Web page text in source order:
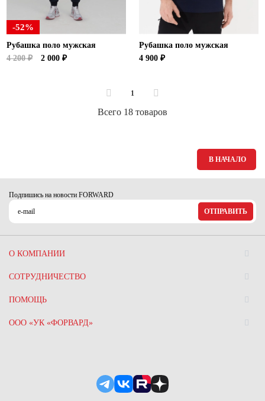
-52%
Рубашка поло мужская
4 200 ₽
2 000 ₽
Рубашка поло мужская
4 900 ₽
1
Всего 18 товаров
В НАЧАЛО
Подпишись на новости FORWARD
ОТПРАВИТЬ
О КОМПАНИИ
СОТРУДНИЧЕСТВО
ПОМОЩЬ
ООО «УК «ФОРВАРД»